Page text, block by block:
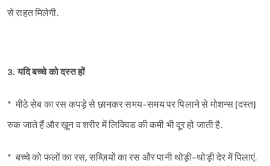
से राहत मिलेगी.
3. यदि बच्चे को दस्त हों
* मीठे सेब का रस कपड़े से छानकर समय-समय पर पिलाने से मोशन्स (दस्त)
रुक जाते हैं और ख़ून व शरीर में लिक्विड की कमी भी दूर हो जाती है.
* बच्चे को फलों का रस, सब्ज़ियों का रस और पानी थोड़ी-थोड़ी देर में पिलाएं.